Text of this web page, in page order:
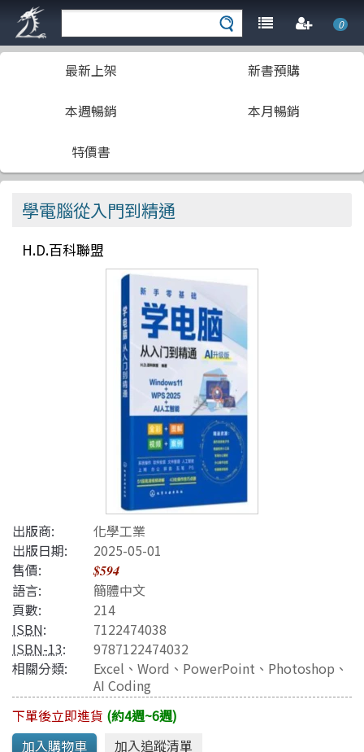
0
最新上架 新書預購
本週暢銷 本月暢銷
特價書
學電腦從入門到精通
H.D.百科聯盟
出版商:
化學工業
出版日期:
2025-05-01
售價:
$594
語言:
簡體中文
頁數:
214
ISBN:
7122474038
ISBN-13:
9787122474032
相關分類:
Excel 、 Word 、 PowerPoint 、 Photoshop 、
AI Coding
下單後立即進貨 (約4週~6週)